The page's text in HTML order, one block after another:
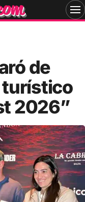
de
2026”